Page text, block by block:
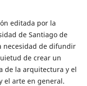
editada por la
de Santiago de
necesidad de difundir
de crear un
de la arquitectura y el
el arte en general.